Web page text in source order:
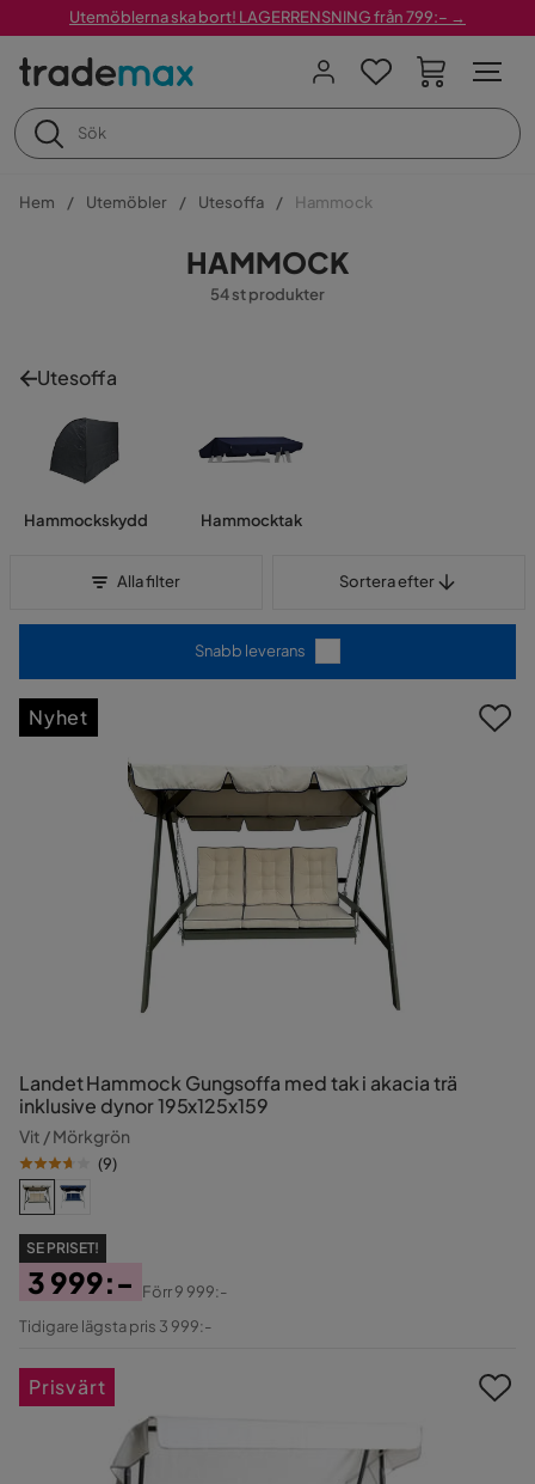
Utemöblerna ska bort! LAGERRENSNING från 799:– →
Hem Utemöbler Utesoffa Hammock
HAMMOCK
54 st produkter
Utesoffa
Hammockskydd Hammocktak
Alla filter Sortera efter
Snabb leverans
Landet Hammock Gungsoffa med tak i akacia trä
inklusive dynor 195x125x159
Vit / Mörkgrön
(9)
SE PRISET!
Pris
3 999:-
Original
Förr9 999:-
Tidigare lägsta pris 3 999:-
Nyhet
Prisvärt